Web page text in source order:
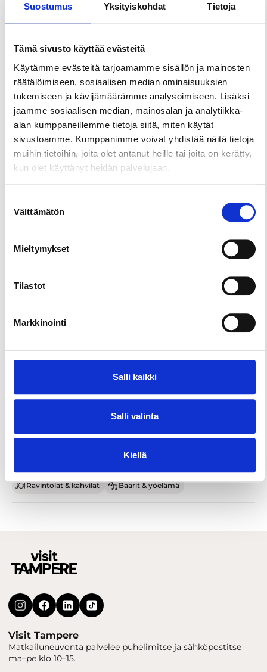
Suostumus Yksityiskohdat Tietoja
Tämä sivusto käyttää evästeitä
Käytämme evästeitä tarjoamamme sisällön ja mainosten
räätälöimiseen, sosiaalisen median ominaisuuksien
tukemiseen ja kävijämäärämme analysoimiseen. Lisäksi
jaamme sosiaalisen median, mainosalan ja analytiikka-
alan kumppaneillemme tietoja siitä, miten käytät
sivustoamme. Kumppanimme voivat yhdistää näitä tietoja
muihin tietoihin, joita olet antanut heille tai joita on kerätty,
kun olet käyttänyt heidän palvelujaan.
valinta
Välttämätön
Mieltymykset
Tilastot
Markkinointi
Salli kaikki
Salli valinta
Kiellä
ainoa aito panimoravintola, joka valmistaa laajan
valikoiman tiloissa valmistettuja oluita. Plevna on
kohtaamispaikoista niin paikallisille kuin
vierailijoillekin.
Plevnassa voit nauttia panimomme
monipuolisesta valikoimasta ja ravintolamme
herkullisesta ruoasta ainutlaatuisessa
ympäristössä sekä tietysti Tampereen tunnetusta
iloisesta seurasta.
Tervetuloa!
Ravintolat & kahvilat Baarit & yöelämä
Visit Tampere
Matkailuneuvonta palvelee puhelimitse ja sähköpostitse
ma–pe klo 10–15.